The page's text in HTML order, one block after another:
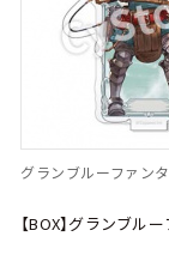
グランブルーファン
【BOX】グランブ